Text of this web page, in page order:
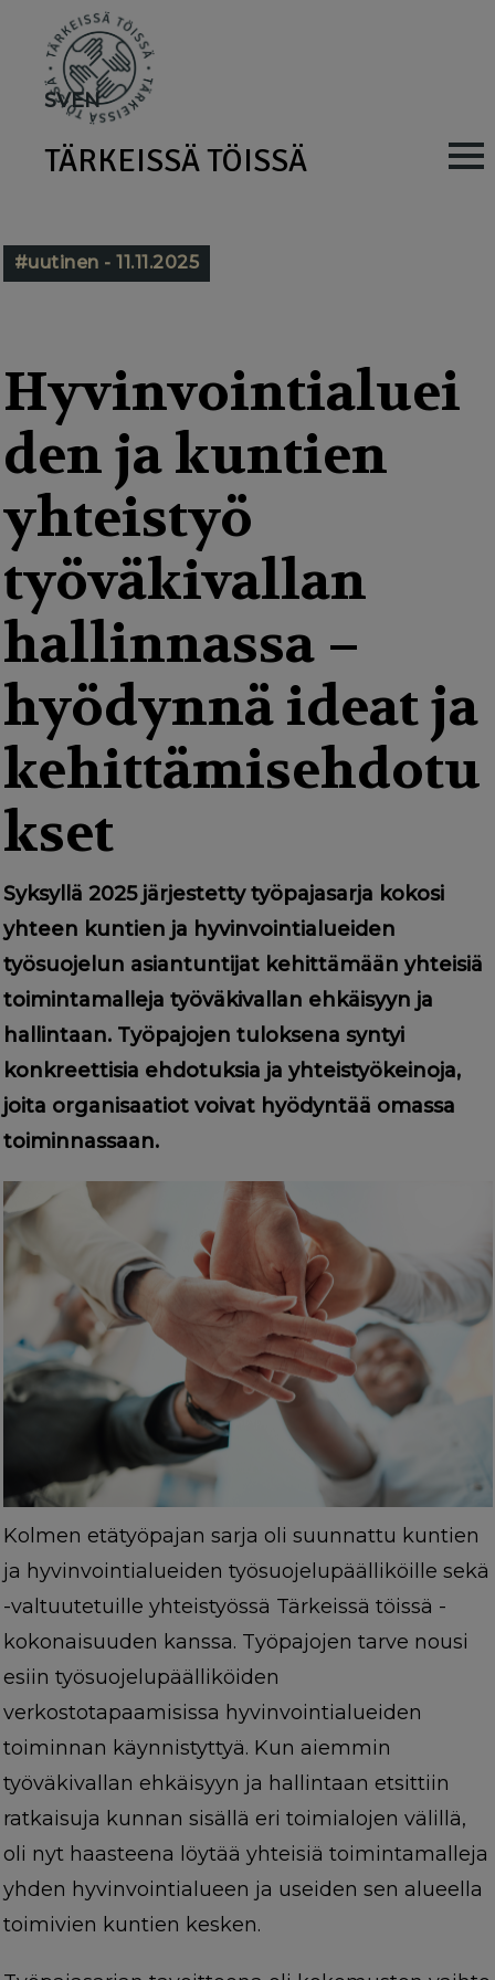
main
content
SVEN
TÄRKEISSÄ TÖISSÄ
a
v
i
n
#uutinen - 11.11.2025
Hyvinvointialuei
den ja kuntien
yhteistyö
työväkivallan
hallinnassa –
hyödynnä ideat ja
kehittämisehdotu
kset
Syksyllä 2025 järjestetty työpajasarja kokosi
yhteen kuntien ja hyvinvointialueiden
työsuojelun asiantuntijat kehittämään yhteisiä
toimintamalleja työväkivallan ehkäisyyn ja
hallintaan. Työpajojen tuloksena syntyi
konkreettisia ehdotuksia ja yhteistyökeinoja,
joita organisaatiot voivat hyödyntää omassa
toiminnassaan.
Kolmen etätyöpajan sarja oli suunnattu kuntien
ja hyvinvointialueiden työsuojelupäälliköille sekä
-valtuutetuille yhteistyössä Tärkeissä töissä -
kokonaisuuden kanssa. Työpajojen tarve nousi
esiin työsuojelupäälliköiden
verkostotapaamisissa hyvinvointialueiden
toiminnan käynnistyttyä. Kun aiemmin
työväkivallan ehkäisyyn ja hallintaan etsittiin
ratkaisuja kunnan sisällä eri toimialojen välillä,
oli nyt haasteena löytää yhteisiä toimintamalleja
yhden hyvinvointialueen ja useiden sen alueella
toimivien kuntien kesken.